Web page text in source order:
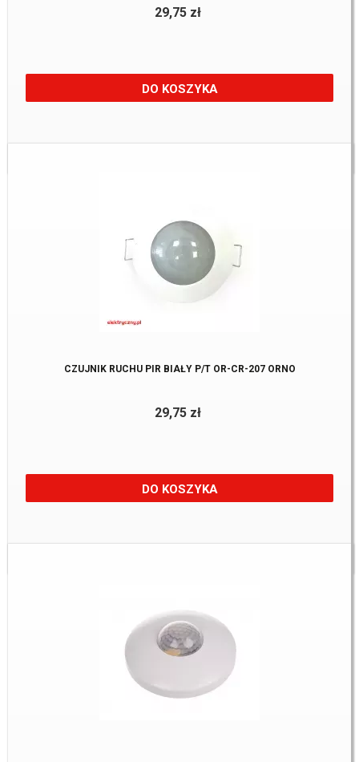
29,75 zł
DO KOSZYKA
Dostępne:5 Szt.
CZUJNIK RUCHU PIR BIAŁY P/T OR-CR-207 ORNO
29,75 zł
DO KOSZYKA
Dostępne:5 Szt.